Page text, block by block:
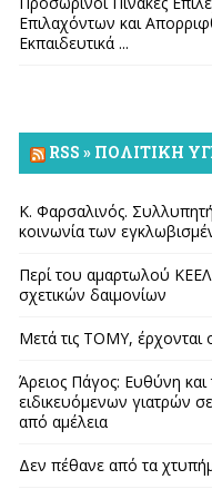
Επιλαχόντων και
Εκπαιδευτικά ...
RSS » ΠΟΛΙΤΙΚΉ
Κ. Φαρσαλινός.
κοινωνία των
Περί του αμαρτωλού
σχετικών δαιμονίων
Μετά τις ΤΟΜΥ, έρχονται
Άρειος Πάγος: Ευθύνη και
ειδικευόμενων γιατρών
από αμέλεια
Δεν πέθανε από τα